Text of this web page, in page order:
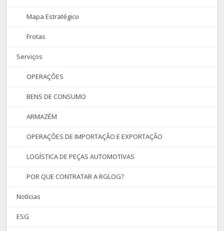
Mapa Estratégico
Frotas
Serviços
OPERAÇÕES
BENS DE CONSUMO
ARMAZÉM
OPERAÇÕES DE IMPORTAÇÃO E EXPORTAÇÃO
LOGÍSTICA DE PEÇAS AUTOMOTIVAS
POR QUE CONTRATAR A RGLOG?
Notícias
ESG